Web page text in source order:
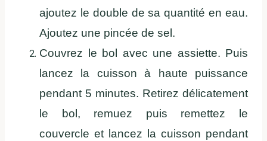
ajoutez le double de sa quantité en eau.
Ajoutez une pincée de sel.
Couvrez le bol avec une assiette. Puis
lancez la cuisson à haute puissance
pendant 5 minutes. Retirez délicatement
le bol, remuez puis remettez le
couvercle et lancez la cuisson pendant